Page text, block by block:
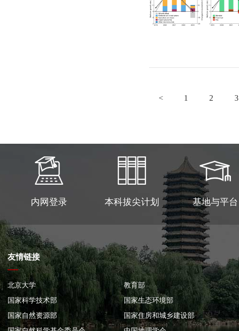
< 1 2 3
内网登录 本科拔尖计划 基地与平台
友情链接
北京大学
教育部
国家科学技术部
国家生态环境部
国家自然资源部
国家住房和城乡建设部